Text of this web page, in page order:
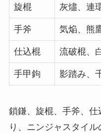
旋棍 灰燼、連
手斧 気焔、熊
仕込棍 流破棍、
手甲鉤 影踏み、
鎖鎌、旋棍、手斧、
り、ニンジャスタイ